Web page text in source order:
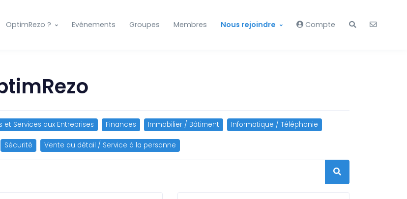
OptimRezo ? Evénements Groupes Membres Nous rejoindre Compte
et Services aux Entreprises Finances Immobilier / Bâtiment Informatique / Téléphonie
Sécurité Vente au détail / Service à la personne